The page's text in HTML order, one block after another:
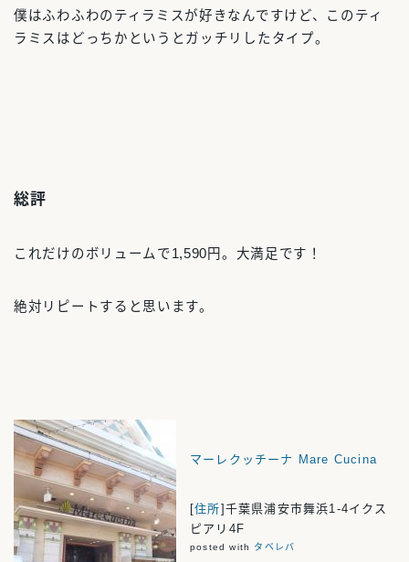
僕はふわふわのティラミスが好きなんですけど、このティ
ラミスはどっちかというとガッチリしたタイプ。
総評
これだけのボリュームで1,590円。大満足です！
絶対リピートすると思います。
マーレクッチーナ Mare Cucina
[住所]千葉県浦安市舞浜1‐4イクス
ピアリ4F
posted with タベレバ